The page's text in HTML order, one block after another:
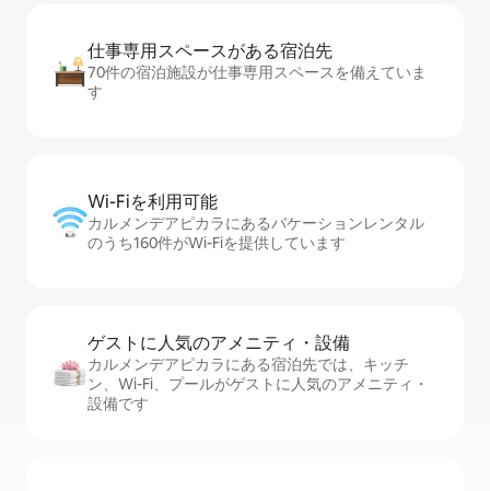
仕事専用ス⁠ペ⁠ー⁠スがあ⁠る宿⁠泊⁠先
70件の宿泊施設が仕事専用スペースを備えていま
す
Wi-Fiを利⁠用⁠可⁠能
カルメンデアピカラにあるバケーションレンタル
のうち160件がWi-Fiを提供しています
ゲストに人⁠気⁠のア⁠メ⁠ニ⁠テ⁠ィ・設⁠備
カルメンデアピカラにある宿泊先では、キッチ
ン、Wi-Fi、プールがゲストに人気のアメニティ・
設備です